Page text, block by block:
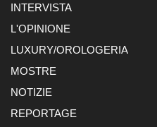
INTERVISTA
L'OPINIONE
LUXURY/OROLOGERIA
MOSTRE
NOTIZIE
REPORTAGE